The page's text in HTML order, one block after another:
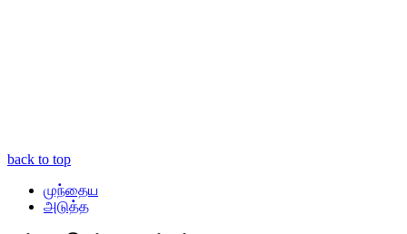
back to top
முந்தைய
அடுத்த